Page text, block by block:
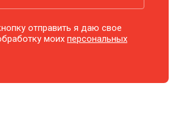
отправить я даю свое
моихперсональных